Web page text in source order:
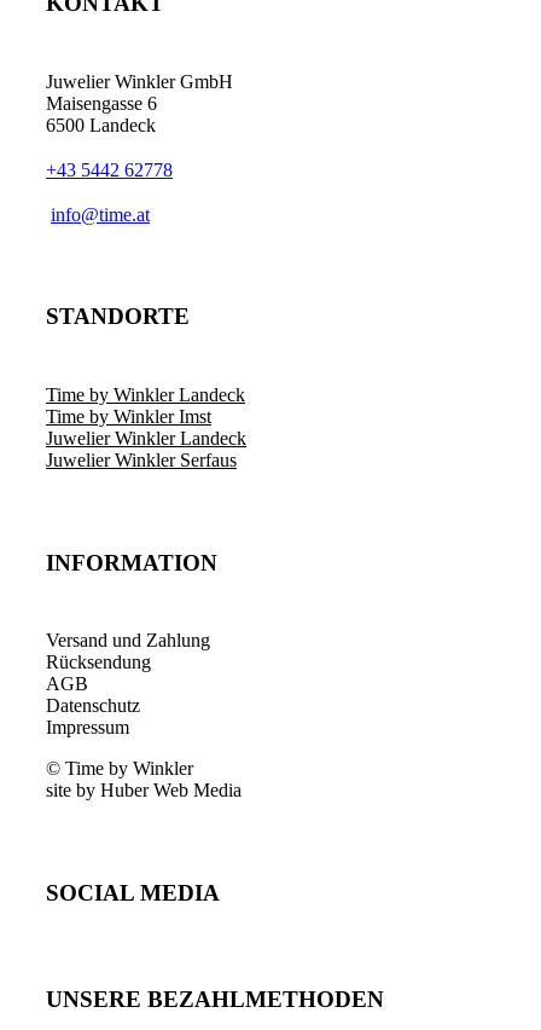
Juwelier Winkler GmbH
Maisengasse 6
6500 Landeck
+43 5442 62778
info@time.at
STANDORTE
Time by Winkler Landeck
Time by Winkler Imst
Juwelier Winkler Landeck
Juwelier Winkler Serfaus
INFORMATION
Versand und Zahlung
Rücksendung
AGB
Datenschutz
Impressum
© Time by Winkler
site by Huber Web Media
SOCIAL MEDIA
UNSERE BEZAHLMETHODEN